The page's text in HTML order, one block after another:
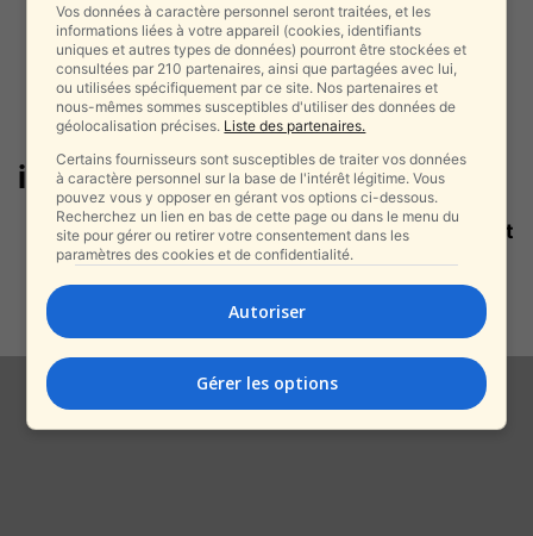
investissement immobilier
Netivot : les raisons qui poussent
la ville à doubler sa...
alxprss_sab - 22 décembre 2025
Vos données à caractère personnel seront traitées, et les
informations liées à votre appareil (cookies, identifiants
uniques et autres types de données) pourront être stockées et
consultées par 210 partenaires, ainsi que partagées avec lui,
ou utilisées spécifiquement par ce site. Nos partenaires et
nous-mêmes sommes susceptibles d'utiliser des données de
géolocalisation précises. Liste des partenaires.
Certains fournisseurs sont susceptibles de traiter vos données
à caractère personnel sur la base de l'intérêt légitime. Vous
pouvez vous y opposer en gérant vos options ci-dessous.
Recherchez un lien en bas de cette page ou dans le menu du
site pour gérer ou retirer votre consentement dans les
paramètres des cookies et de confidentialité.
Autoriser
Gérer les options